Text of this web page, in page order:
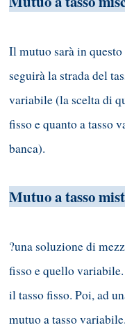
Il mutuo sarà in
seguirà la strada del
variabile (la scelta di
fisso e quanto a tasso
banca).
Mutuo a tasso
?una soluzione di
fisso e quello
il tasso fisso. Poi, ad
mutuo a tasso